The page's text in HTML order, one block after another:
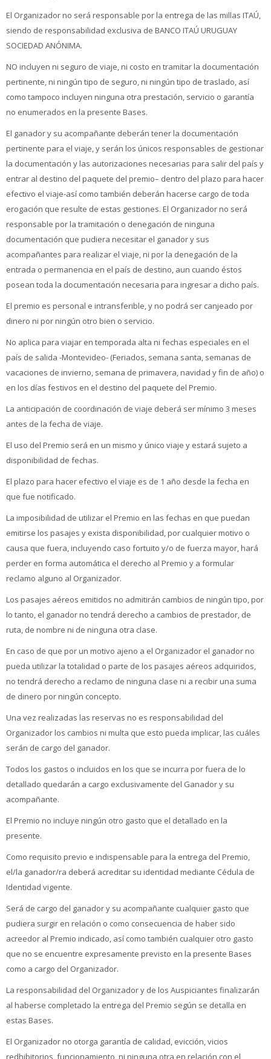
El Organizador no será responsable por la entrega de las millas ITAÚ,
siendo de responsabilidad exclusiva de BANCO ITAÚ URUGUAY
SOCIEDAD ANÓNIMA.
NO incluyen ni seguro de viaje, ni costo en tramitar la documentación
pertinente, ni ningún tipo de seguro, ni ningún tipo de traslado, así
como tampoco incluyen ninguna otra prestación, servicio o garantía
no enumerados en la presente Bases.
El ganador y su acompañante deberán tener la documentación
pertinente para el viaje, y serán los únicos responsables de gestionar
la documentación y las autorizaciones necesarias para salir del país y
entrar al destino del paquete del premio– dentro del plazo para hacer
efectivo el viaje-así como también deberán hacerse cargo de toda
erogación que resulte de estas gestiones. El Organizador no será
responsable por la tramitación o denegación de ninguna
documentación que pudiera necesitar el ganador y sus
acompañantes para realizar el viaje, ni por la denegación de la
entrada o permanencia en el país de destino, aun cuando éstos
posean toda la documentación necesaria para ingresar a dicho país.
El premio es personal e intransferible, y no podrá ser canjeado por
dinero ni por ningún otro bien o servicio.
No aplica para viajar en temporada alta ni fechas especiales en el
país de salida -Montevideo- (Feriados, semana santa, semanas de
vacaciones de invierno, semana de primavera, navidad y fin de año) o
en los días festivos en el destino del paquete del Premio.
La anticipación de coordinación de viaje deberá ser mínimo 3 meses
antes de la fecha de viaje.
El uso del Premio será en un mismo y único viaje y estará sujeto a
disponibilidad de fechas.
El plazo para hacer efectivo el viaje es de 1 año desde la fecha en
que fue notificado.
La imposibilidad de utilizar el Premio en las fechas en que puedan
emitirse los pasajes y exista disponibilidad, por cualquier motivo o
causa que fuera, incluyendo caso fortuito y/o de fuerza mayor, hará
perder en forma automática el derecho al Premio y a formular
reclamo alguno al Organizador.
Los pasajes aéreos emitidos no admitirán cambios de ningún tipo, por
lo tanto, el ganador no tendrá derecho a cambios de prestador, de
ruta, de nombre ni de ninguna otra clase.
En caso de que por un motivo ajeno a el Organizador el ganador no
pueda utilizar la totalidad o parte de los pasajes aéreos adquiridos,
no tendrá derecho a reclamo de ninguna clase ni a recibir una suma
de dinero por ningún concepto.
Una vez realizadas las reservas no es responsabilidad del
Organizador los cambios ni multa que esto pueda implicar, las cuáles
serán de cargo del ganador.
Todos los gastos o incluidos en los que se incurra por fuera de lo
detallado quedarán a cargo exclusivamente del Ganador y su
acompañante.
El Premio no incluye ningún otro gasto que el detallado en la
presente.
Como requisito previo e indispensable para la entrega del Premio,
el/la ganador/ra deberá acreditar su identidad mediante Cédula de
Identidad vigente.
Será de cargo del ganador y su acompañante cualquier gasto que
pudiera surgir en relación o como consecuencia de haber sido
acreedor al Premio indicado, así como también cualquier otro gasto
que no se encuentre expresamente previsto en la presente Bases
como a cargo del Organizador.
La responsabilidad del Organizador y de los Auspiciantes finalizarán
al haberse completado la entrega del Premio según se detalla en
estas Bases.
El Organizador no otorga garantía de calidad, evicción, vicios
redhibitorios, funcionamiento, ni ninguna otra en relación con el